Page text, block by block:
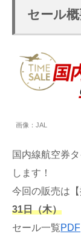
セール
画像：JAL
国内線航空券
します！
今回の販売は
31日（木）
セール一覧PDF